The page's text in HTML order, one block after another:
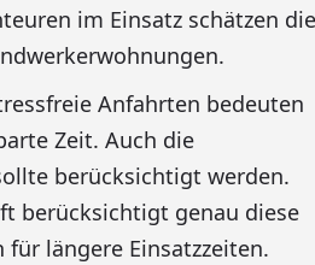
im Einsatz schätzen die
Anfahrten bedeuten
Zeit. Auch die
berücksichtigt werden.
berücksichtigt genau diese
längere Einsatzzeiten.